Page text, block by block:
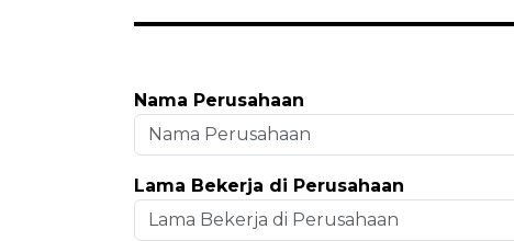
Nama Perusahaan
Lama Bekerja di Perusahaan